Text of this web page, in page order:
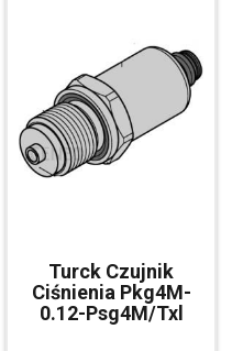
Turck Czujnik
Ciśnienia Pkg4M-
0.12-Psg4M/Txl